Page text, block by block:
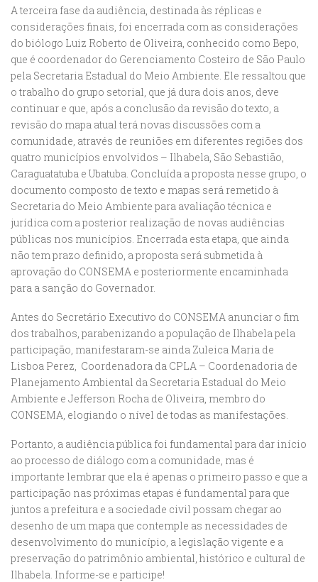
A terceira fase da audiência, destinada às réplicas e
considerações finais, foi encerrada com as considerações
do biólogo Luiz Roberto de Oliveira, conhecido como Bepo,
que é coordenador do Gerenciamento Costeiro de São Paulo
pela Secretaria Estadual do Meio Ambiente. Ele ressaltou que
o trabalho do grupo setorial, que já dura dois anos, deve
continuar e que, após a conclusão da revisão do texto, a
revisão do mapa atual terá novas discussões com a
comunidade, através de reuniões em diferentes regiões dos
quatro municípios envolvidos – Ilhabela, São Sebastião,
Caraguatatuba e Ubatuba. Concluída a proposta nesse grupo, o
documento composto de texto e mapas será remetido à
Secretaria do Meio Ambiente para avaliação técnica e
jurídica com a posterior realização de novas audiências
públicas nos municípios. Encerrada esta etapa, que ainda
não tem prazo definido, a proposta será submetida à
aprovação do CONSEMA e posteriormente encaminhada
para a sanção do Governador.
Antes do Secretário Executivo do CONSEMA anunciar o fim
dos trabalhos, parabenizando a população de Ilhabela pela
participação, manifestaram-se ainda Zuleica Maria de
Lisboa Perez, Coordenadora da CPLA – Coordenadoria de
Planejamento Ambiental da Secretaria Estadual do Meio
Ambiente e Jefferson Rocha de Oliveira, membro do
CONSEMA, elogiando o nível de todas as manifestações.
Portanto, a audiência pública foi fundamental para dar início
ao processo de diálogo com a comunidade, mas é
importante lembrar que ela é apenas o primeiro passo e que a
participação nas próximas etapas é fundamental para que
juntos a prefeitura e a sociedade civil possam chegar ao
desenho de um mapa que contemple as necessidades de
desenvolvimento do município, a legislação vigente e a
preservação do patrimônio ambiental, histórico e cultural de
Ilhabela. Informe-se e participe!